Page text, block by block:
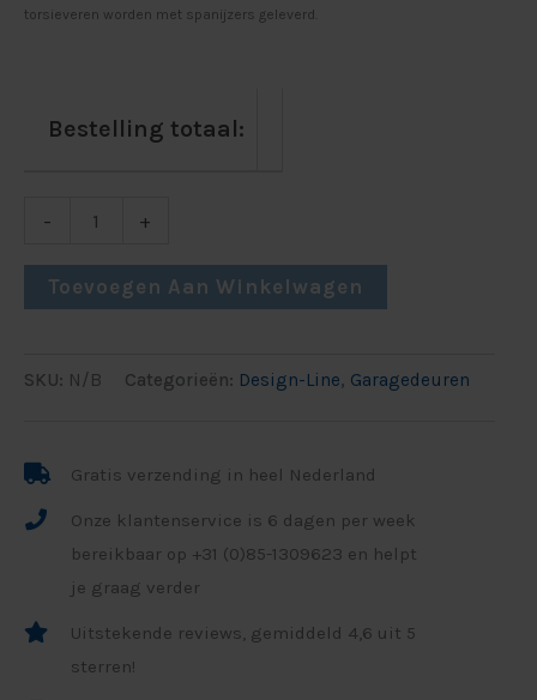
torsieveren worden met spanijzers geleverd.
Bestelling totaal:
- +
Toevoegen Aan Winkelwagen
SKU: N/B Categorieën: Design-Line, Garagedeuren
Gratis verzending in heel Nederland
Onze klantenservice is 6 dagen per week
bereikbaar op +31 (0)85-1309623 en helpt
je graag verder
Uitstekende reviews, gemiddeld 4,6 uit 5
sterren!